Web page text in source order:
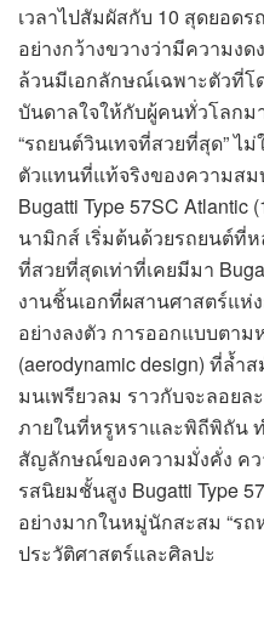
เวลาไปสัมผัสกับ 10 สุดยอด
อย่างกว้างขวางว่ามีความง
ล้วนมีเอกลักษณ์เฉพาะตัวที่โ
บันดาลใจให้กับผู้คนทั่วโลก
“รถยนต์วินเทจที่สวยที่สุด” ไ
ตัวแทนที่แท้จริงของความส
Bugatti Type 57SC
นามิกส์ เริ่มต้นด้วยรถยนต์ที่
ที่สวยที่สุดเท่าที่เคยมีมา
งานชิ้นเอกที่ผสานศาสตร์แห่
อย่างลงตัว การออกแบบตา
(aerodynamic design) ที่ล้
มนเพรียวลม ราวกับจะลอยล
ภายในที่หรูหราและพิถีพิถัน
สัญลักษณ์ของความมั่งคั่ง คว
รสนิยมชั้นสูง Bugatti Type
อย่างมากในหมู่นักสะสม “ร
ประวัติศาสตร์และศิลปะ